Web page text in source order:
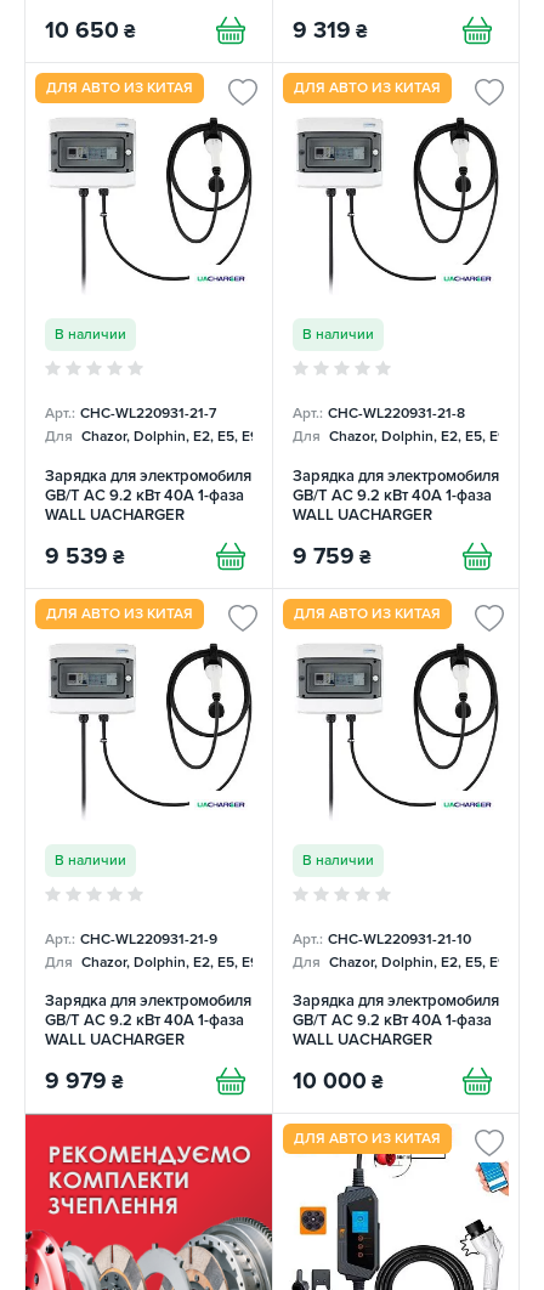
10 650 ₴ 9 319 ₴
ДЛЯ АВТО ИЗ КИТАЯ
В наличии
Арт.: CHC-WL220931-21-7
Для Chazor, Dolphin, E2, E5, E9, Mercedes
Зарядка для электромобиля
GB/T AC 9.2 кВт 40А 1-фаза
WALL UACHARGER
9 539 ₴
ДЛЯ АВТО ИЗ КИТАЯ
В наличии
Арт.: CHC-WL220931-21-8
Для Chazor, Dolphin, E2, E5, E9,
Зарядка для электромобиля
GB/T AC 9.2 кВт 40А 1-фаза
WALL UACHARGER
9 759 ₴
ДЛЯ АВТО ИЗ КИТАЯ
В наличии
Арт.: CHC-WL220931-21-9
Для Chazor, Dolphin, E2, E5, E9, Mercedes
Зарядка для электромобиля
GB/T AC 9.2 кВт 40А 1-фаза
WALL UACHARGER
9 979 ₴
ДЛЯ АВТО ИЗ КИТАЯ
В наличии
Арт.: CHC-WL220931-21-10
Для Chazor, Dolphin, E2, E5, E9,
Зарядка для электромобиля
GB/T AC 9.2 кВт 40А 1-фаза
WALL UACHARGER
10 000 ₴
ДЛЯ АВТО ИЗ КИТАЯ